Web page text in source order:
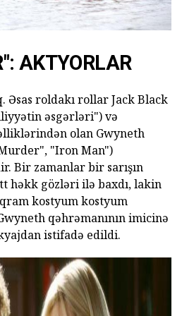
AKTYORLAR
Əsas roldakı rollar Jack Black
əsgərləri") və
olan Gwyneth
"Iron Man")
Bir zamanlar bir sarışın
həkk gözləri ilə baxdı, lakin
kostyum kostyum
qəhrəmanının imicinə
istifadə edildi.